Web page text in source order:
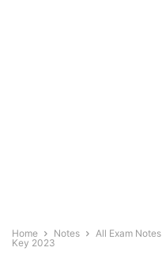
Home Notes All Exam Notes
Key 2023